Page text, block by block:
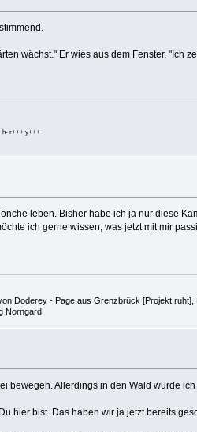
wächst." Er wies aus dem Fenster. "Ich
h- r+++ y+++
leben. Bisher habe ich ja nur diese
ich gerne wissen, was jetzt mit mir
Doderey - Page aus Grenzbrück [Projekt
Norngard
bewegen. Allerdings in den Wald würde
hier bist. Das haben wir ja jetzt bereits